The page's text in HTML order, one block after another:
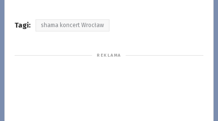
Tagi: shama koncert Wrocław